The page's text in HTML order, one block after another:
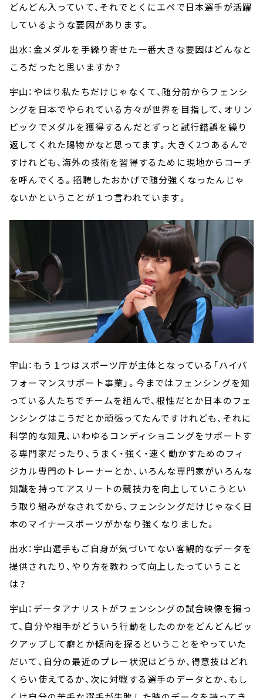
どんどん入っていて、それでとくにエペで日本選手が活躍
しているような要因があります。
出水：金メダルを手繰り寄せた一番大きな要因はどんなと
ころだったと思いますか？
宇山：やはり私たちだけじゃなくて、随分前からフェンシ
ングを日本でやられている方々が世界を目指して、オリン
ピックでメダルを獲得するんだとずっと試行錯誤を繰り
返してくれた賜物かなと思ってます。大きく2つあるんで
すけれども、海外の技術を習得するために現地からコーチ
を呼んでくる。招聘したおかげで随分強くなったんじゃ
ないかということが１つ言われています。
宇山：もう１つはスポーツ庁が主体となっている「ハイパ
フォーマンスサポート事業」。今まではフェンシングを知
っている人たちでチームを組んで、根性だとか日本のフェ
ンシングはこうだとか頑張ってたんですけれども、それに
科学的な知見、いわゆるコンディショニングをサポートす
る専門家だったり、うまく・強く・速く動かすためのフィ
ジカル専門のトレーナーとか、いろんな専門家がいろんな
知識を持ってアスリートの競技力を向上していこうとい
う取り組みがなされてから、フェンシングだけじゃなく日
本のマイナースポーツがかなり強くなりました。
出水：宇山選手もご自身が気づいてない客観的なデータを
提供されたり、やり方を教わって向上したっていうこと
は？
宇山：データアナリストがフェンシングの試合映像を撮っ
て、自分や相手がどういう行動をしたのかをどんどんピッ
クアップして癖とか傾向を探るということをやっていた
だいて、自分の最近のプレー状況はどうか、得意技はどれ
くらい使えてるか、次に対戦する選手のデータとか、もし